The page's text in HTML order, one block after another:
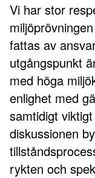
Vi har stor
fattas av
utgångspunkt
med höga
enlighet med
samtidigt
diskussionen
rykten och